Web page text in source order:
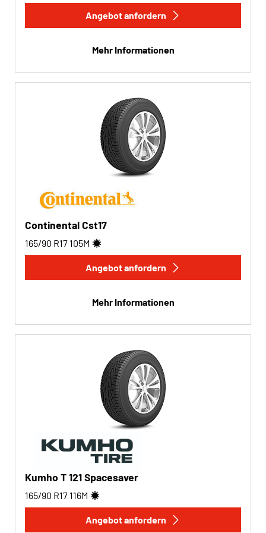
Run-flat
Run-flat (0)
Keine Run-flat (3)
Angebot anfordern
Mehr Informationen
Continental Cst17
165/90 R17 105M
Angebot anfordern
Mehr Informationen
Kumho T 121 Spacesaver
165/90 R17 116M
Angebot anfordern